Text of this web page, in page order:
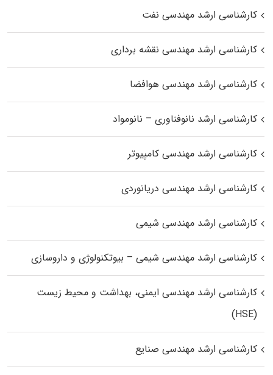
کارشناسی ارشد مهندسی نفت
کارشناسی ارشد مهندسی نقشه برداری
کارشناسی ارشد مهندسی هوافضا
کارشناسی ارشد نانوفناوری – نانومواد
کارشناسی ارشد مهندسی کامپیوتر
کارشناسی ارشد مهندسی دریانوردی
کارشناسی ارشد مهندسی شیمی
کارشناسی ارشد مهندسی شیمی – بیوتکنولوژی و داروسازی
کارشناسی ارشد مهندسی ایمنی، بهداشت و محیط زیست
(HSE)
کارشناسی ارشد مهندسی صنایع